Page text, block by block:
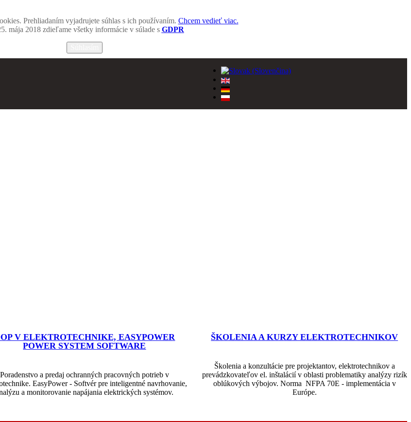
Prehliadaním vyjadrujete súhlas s ich používaním. Chcem vedieť viac.
mája 2018 zdieľame všetky informácie v súlade s GDPR
V ELEKTROTECHNIKE, EASYPOWER
POWER SYSTEM SOFTWARE
Poradenstvo a predaj ochranných pracovných potrieb v
EasyPower - Softvér pre inteligentné navrhovanie,
a monitorovanie napájania elektrických systémov.
ŠKOLENIA A KURZY ELEKTROTECHNIKOV
Školenia a konzultácie pre projektantov, elektrotechnikov a
prevádzkovateľov el. inštalácií v oblasti problematiky analýzy rizík
oblúkových výbojov. Norma NFPA 70E - implementácia v
Európe.